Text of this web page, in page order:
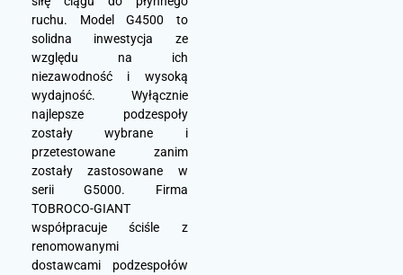
ruchu. Model G4500 to
solidna inwestycja ze
względu na ich
niezawodność i wysoką
wydajność. Wyłącznie
najlepsze podzespoły
zostały wybrane i
przetestowane zanim
zostały zastosowane w
serii G5000. Firma
TOBROCO-GIANT
współpracuje ściśle z
renomowanymi
dostawcami podzespołów